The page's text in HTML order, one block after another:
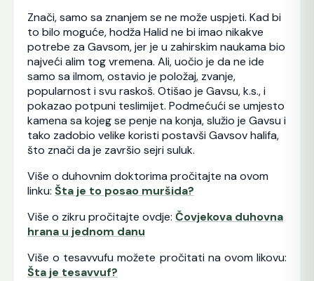
Znači, samo sa znanjem se ne može uspjeti. Kad bi
to bilo moguće, hodža Halid ne bi imao nikakve
potrebe za Gavsom, jer je u zahirskim naukama bio
najveći alim tog vremena. Ali, uočio je da ne ide
samo sa ilmom, ostavio je položaj, zvanje,
popularnost i svu raskoš. Otišao je Gavsu, k.s., i
pokazao potpuni teslimijet. Podmećući se umjesto
kamena sa kojeg se penje na konja, služio je Gavsu i
tako zadobio velike koristi postavši Gavsov halifa,
što znači da je završio sejri suluk.
Više o duhovnim doktorima pročitajte na ovom
linku: Šta je to posao muršida?
Više o zikru pročitajte ovdje: Čovjekova duhovna
hrana u jednom danu
Više o tesavvufu možete pročitati na ovom likovu:
Šta je tesavvuf?